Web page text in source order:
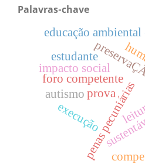
Palavras-chave
penas pecuniárias
educação
execução
foro competente
impacto social
prova
estudante
autismo